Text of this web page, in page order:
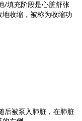
/填充阶段是心脏舒张
收缩，被称为收缩功
后被泵入肺脏，在肺脏